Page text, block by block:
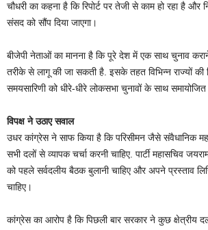
चौधरी का कहना है कि रिपोर्ट पर तेजी से काम हो रहा है और
संसद को सौंप दिया जाएगा।
बीजेपी नेताओं का मानना है कि पूरे देश में एक साथ चुनाव
तरीके से लागू की जा सकती है. इसके तहत विभिन्न राज्यों की
समयसारिणी को धीरे-धीरे लोकसभा चुनावों के साथ
विपक्ष ने उठाए सवाल
उधर कांग्रेस ने साफ किया है कि परिसीमन जैसे संवैधानिक
सभी दलों से व्यापक चर्चा करनी चाहिए. पार्टी महासचिव
को पहले सर्वदलीय बैठक बुलानी चाहिए और अपने प्रस्ताव
चाहिए।
कांग्रेस का आरोप है कि पिछली बार सरकार ने कुछ क्षेत्रीय